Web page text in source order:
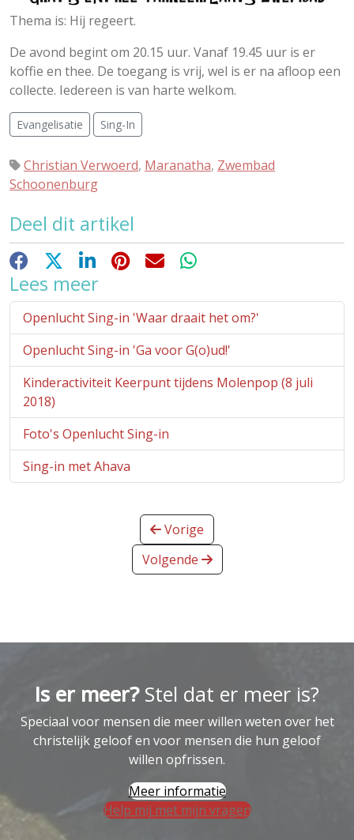
Thema is: Hij regeert.
De avond begint om 20.15 uur. Vanaf 19.45 uur is er
koffie en thee. De toegang is vrij, wel is er na afloop een
collecte. Iedereen is van harte welkom.
Evangelisatie Sing-In
Christian Verwoerd, Maranatha, Zwembad
Schoonenburg
Deel dit artikel
Facebook LinkedInPinterestE-mailWhatsApp
Lees meer
Openlucht Sing-in 'Waar draait het om?'
Openlucht Sing-in 'Ga voor G(o)ud!'
Kinderactiviteit Keerpunt tijdens Molenpop (8 juli
2018)
Foto's Openlucht Sing-in
Sing-in met Ahava
Vorige
Volgende
Is er meer?Stel dat er meer is?
Speciaal voor mensen die meer willen weten over het
christelijk geloof en voor mensen die hun geloof
willen opfrissen.
Meer informatie
Help mij met mijn vragen